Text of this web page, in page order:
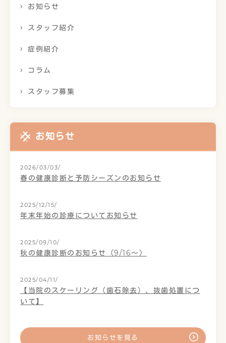
お知らせ
スタッフ紹介
症例紹介
コラム
スタッフ募集
お知らせ
2026/03/03/
春の健康診断と予防シーズンのお知らせ
2025/12/15/
年末年始の診療についてお知らせ
2025/09/10/
秋の健康診断のお知らせ（9/16～）
2025/04/11/
【当院のスケーリング（歯石除去）、抜歯処置につ
いて】
お知らせを見る